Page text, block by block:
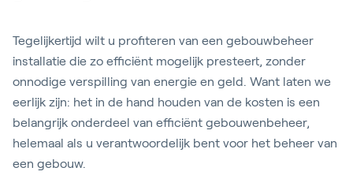
Nederlands
Tegelijkertijd wilt u profiteren van een gebouwbeheer
installatie die zo efficiënt mogelijk presteert, zonder
onnodige verspilling van energie en geld. Want laten we
eerlijk zijn: het in de hand houden van de kosten is een
belangrijk onderdeel van efficiënt gebouwenbeheer,
helemaal als u verantwoordelijk bent voor het beheer van
een gebouw.